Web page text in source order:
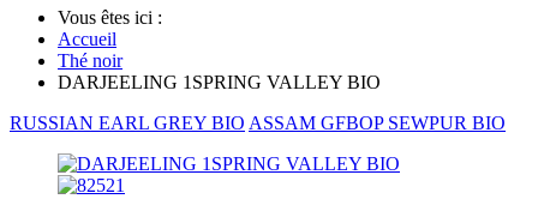
Vous êtes ici :
Accueil
Thé noir
DARJEELING 1SPRING VALLEY BIO
RUSSIAN EARL GREY BIO ASSAM GFBOP SEWPUR BIO